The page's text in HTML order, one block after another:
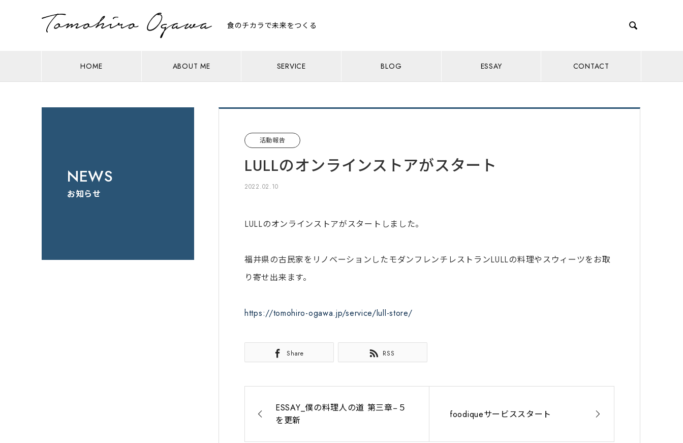
食のチカラで未来をつくる 
HOME ABOUT ME SERVICE BLOG ESSAY CONTACT
NEWS
お知らせ
活動報告
LULLのオンラインストアがスタート
2022.02.10
LULLのオンラインストアがスタートしました。
福井県の古民家をリノベーションしたモダンフレンチレストランLULLの料理やスウィーツをお取
り寄せ出来ます。
https://tomohiro-ogawa.jp/service/lull-store/
Share RSS
ESSAY_僕の料理人の道 第三章−５
を更新
foodiqueサービススタート